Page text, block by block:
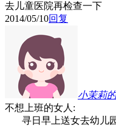
去儿童医院再检查一下
2014/05/10回复
小茉莉
不想上班的女人:
寻日早上送女去幼儿园